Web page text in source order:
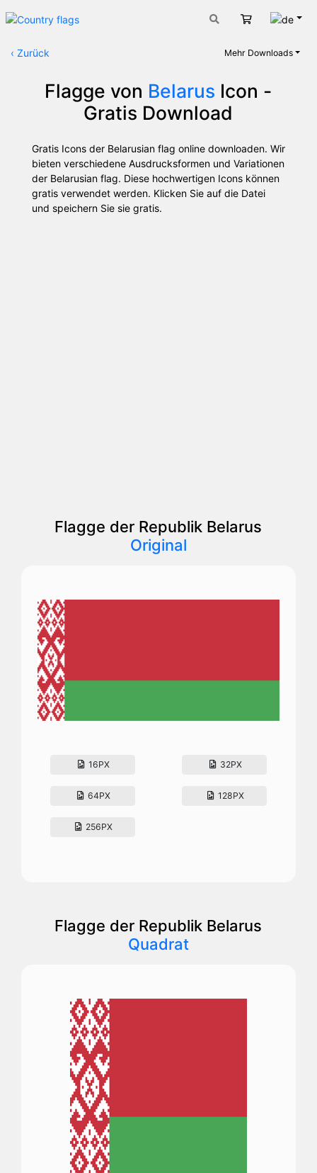
Warenkorb
‹ Zurück Mehr Downloads
Flagge von Belarus Icon -
Gratis Download
Gratis Icons der Belarusian flag online downloaden. Wir
bieten verschiedene Ausdrucksformen und Variationen
der Belarusian flag. Diese hochwertigen Icons können
gratis verwendet werden. Klicken Sie auf die Datei
und speichern Sie sie gratis.
Flagge der Republik Belarus
Original
16PX 32PX
64PX 128PX
256PX
Flagge der Republik Belarus
Quadrat